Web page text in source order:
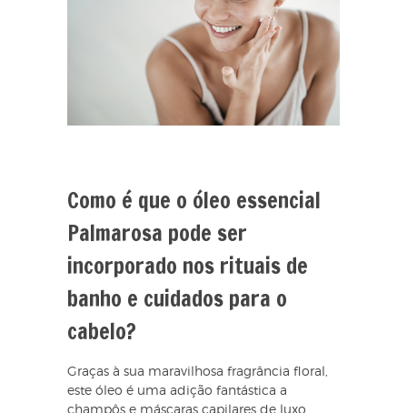
Como é que o óleo essencial
Palmarosa pode ser
incorporado nos rituais de
banho e cuidados para o
cabelo?
Graças à sua maravilhosa fragrância floral,
este óleo é uma adição fantástica a